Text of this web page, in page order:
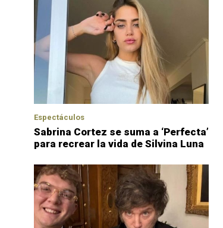
Espectáculos
Sabrina Cortez se suma a ‘Perfecta’
para recrear la vida de Silvina Luna